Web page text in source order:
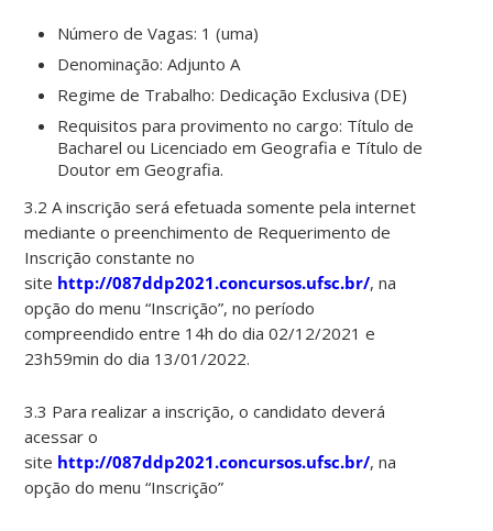
Número de Vagas: 1 (uma)
Denominação: Adjunto A
Regime de Trabalho: Dedicação Exclusiva (DE)
Requisitos para provimento no cargo: Título de
Bacharel ou Licenciado em Geografia e Título de
Doutor em Geografia.
3.2 A inscrição será efetuada somente pela internet
mediante o preenchimento de Requerimento de
Inscrição constante no
site http://087ddp2021.concursos.ufsc.br/, na
opção do menu “Inscrição”, no período
compreendido entre 14h do dia 02/12/2021 e
23h59min do dia 13/01/2022.
3.3 Para realizar a inscrição, o candidato deverá
acessar o
site http://087ddp2021.concursos.ufsc.br/, na
opção do menu “Inscrição”